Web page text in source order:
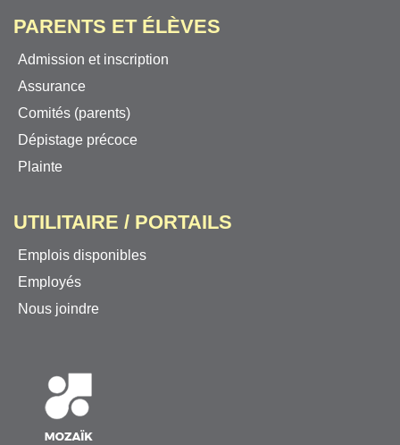
PARENTS ET ÉLÈVES
Admission et inscription
Assurance
Comités (parents)
Dépistage précoce
Plainte
UTILITAIRE / PORTAILS
Emplois disponibles
Employés
Nous joindre